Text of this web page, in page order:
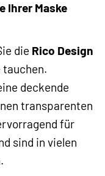
Ihrer Maske
die Rico Design
tauchen.
deckende
transparenten
für
sind in vielen